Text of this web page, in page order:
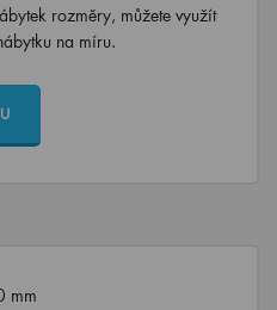
rozměry, můžete využít
na míru.
mm